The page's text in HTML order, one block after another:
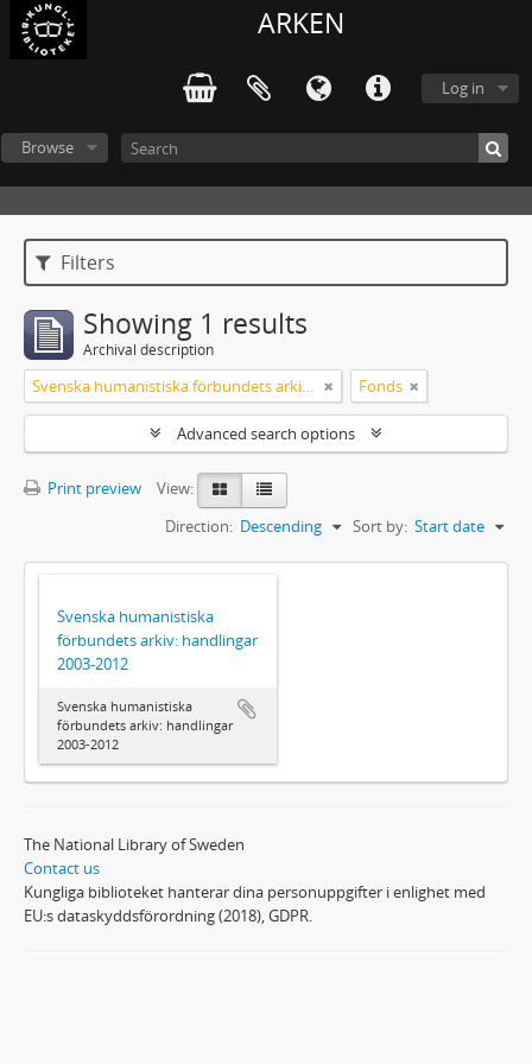
ARKEN
Log in
Browse
Filters
Showing 1 results
Archival description
Svenska humanistiska förbundets arkiv: handlingar 2003-2012 Fonds
Advanced search options
Print preview
View:
Sort by: Start date
Direction: Descending
Svenska humanistiska
förbundets arkiv: handlingar
2003-2012
Svenska humanistiska
förbundets arkiv: handlingar
2003-2012
The National Library of Sweden
Contact us
Kungliga biblioteket hanterar dina personuppgifter i enlighet med
EU:s dataskyddsförordning (2018), GDPR.